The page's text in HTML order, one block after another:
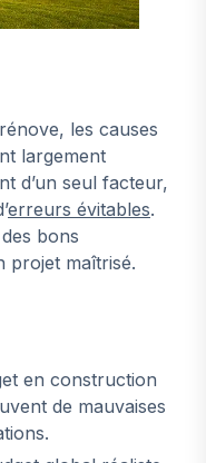
les causes
largement
d’un seul facteur,
erreurs évitables.
bons
projet maîtrisé.
en construction
de mauvaises